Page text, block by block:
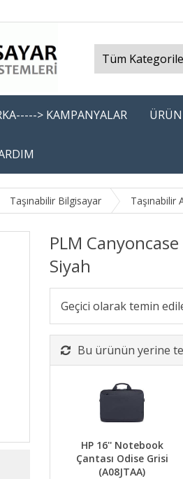
> KAMPANYALAR
Taşınabilir Bilgisayar Taşınabilir
PLM
Siyah
Geçici olarak temin
Bu ürünün yerine
HP 16'' Notebook
Çantası Odise Grisi
(A08JTAA)